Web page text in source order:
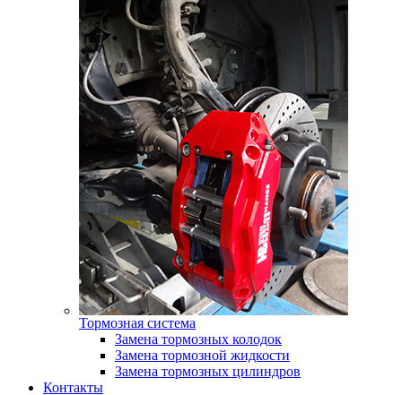
Тормозная система
Замена тормозных колодок
Замена тормозной жидкости
Замена тормозных цилиндров
Контакты